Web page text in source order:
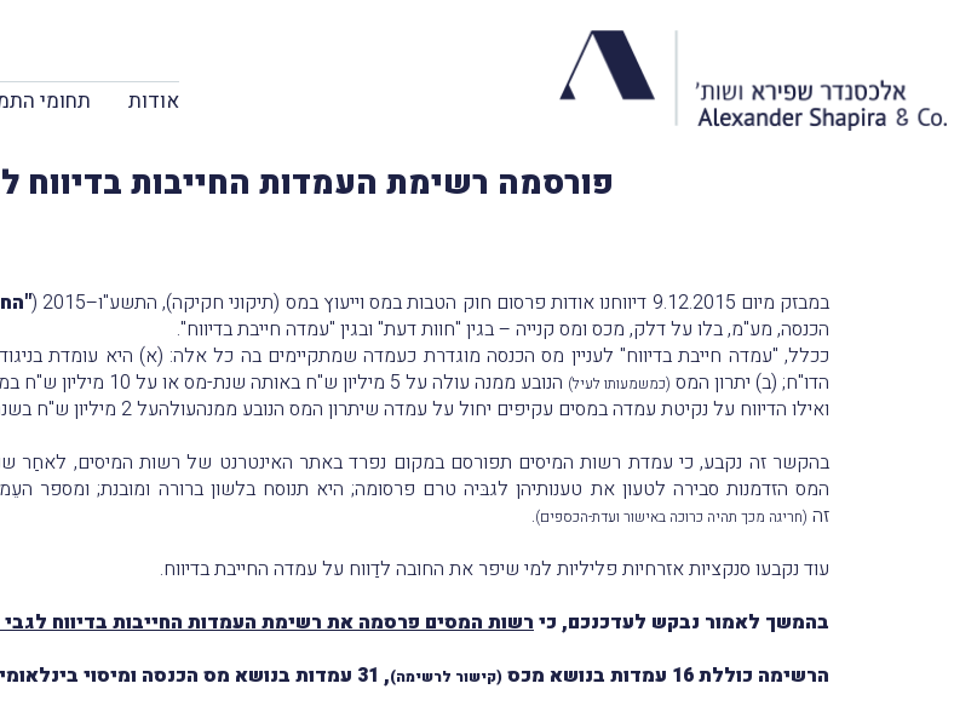
אודות תחומי
פורסמה רשימת העמדות החייבות בדיווח
במבזק מיום 9.12.2015 דיווחנו אודות פרסום חוק הטבות במס וייעוץ במס (תיקוני חקיקה), התשע"ו–2015 (
הכנסה, מע"מ, בלו על דלק, מכס ומס קנייה – בגין "חוות דעת" ובגין "עמדה חייבת בדיווח".
ככלל, "עמדה חייבת בדיווח" לעניין מס הכנסה מוגדרת כעמדה שמתקיימים בה כל אלה: (א) היא עומדת
הדו"ח; (ב) יתרון המס (כמשמעותו לעיל) הנובע ממנה עולה על 5 מיליון ש"ח באותה שנת-מס או על 10 מיליון ש"ח במהלך ארבע שנות-מס לכל היותר.
ואילו הדיווח על נקיטת עמדה במסים עקיפים יחול על עמדה שיתרון המס הנובע ממנהעולהעל 2 מיליון ש"ח בשנה או 5 מיליון ש"ח במהלך ארבע שנים.
בהקשר זה נקבע, כי עמדת רשות המיסים תפורסם במקום נפרד באתר האינטרנט של רשות המיסים, לאחַר
המס הזדמנות סבירה לטעון את טענותיהן לגבּיה טרם פרסומה; היא תנוסח בלשון ברורה ומובנת; ומספר
זה (חריגה מכך תהיה כרוכה באישור ועדת-הכספים).
עוד נקבעו סנקציות אזרחיות פליליות למי שיפר את החובה לדַווח על עמדה החייבת בדיווח.
בהמשך לאמור נבקש לעדכנכם, כי רשות המסים פרסמה את רשימת העמדות החייבות בדיווח לגבי
הרשימה כוללת 16 עמדות בנושא מכס
(קישור לרשימה), 31 עמדות בנושא מס הכנסה ומיסוי בינלאומי